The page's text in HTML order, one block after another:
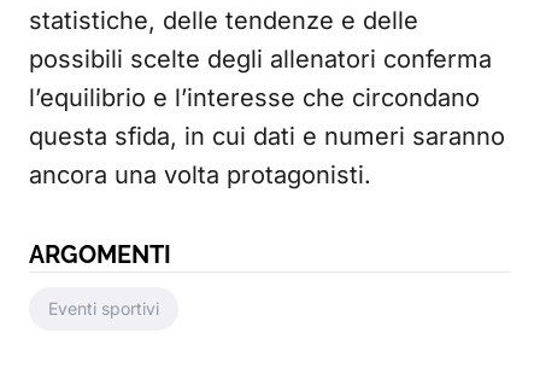
statistiche, delle tendenze e delle
possibili scelte degli allenatori conferma
l’equilibrio e l’interesse che circondano
questa sfida, in cui dati e numeri saranno
ancora una volta protagonisti.
ARGOMENTI
Eventi sportivi